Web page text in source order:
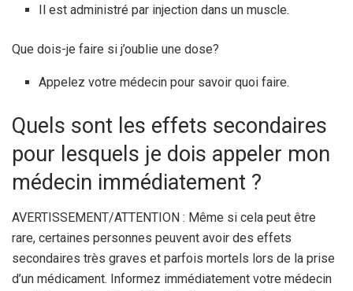
Il est administré par injection dans un muscle.
Que dois-je faire si j’oublie une dose?
Appelez votre médecin pour savoir quoi faire.
Quels sont les effets secondaires
pour lesquels je dois appeler mon
médecin immédiatement ?
AVERTISSEMENT/ATTENTION : Même si cela peut être
rare, certaines personnes peuvent avoir des effets
secondaires très graves et parfois mortels lors de la prise
d’un médicament. Informez immédiatement votre médecin